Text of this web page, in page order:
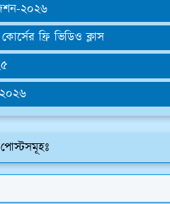
২০২৬
ফ্রি ভিডিও ক্লাস
পোস্টসমূহঃ